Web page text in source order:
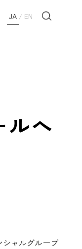
JA / EN
へ
ャルグループ